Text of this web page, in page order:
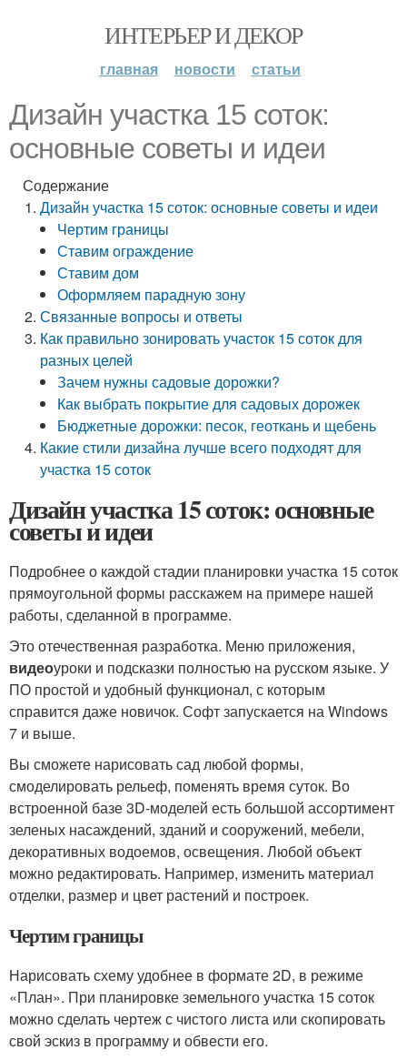
ИНТЕРЬЕР И ДЕКОР
главная новости статьи
Дизайн участка 15 соток:
основные советы и идеи
Содержание
Дизайн участка 15 соток: основные советы и идеи
Чертим границы
Ставим ограждение
Ставим дом
Оформляем парадную зону
Связанные вопросы и ответы
Как правильно зонировать участок 15 соток для
разных целей
Зачем нужны садовые дорожки?
Как выбрать покрытие для садовых дорожек
Бюджетные дорожки: песок, геоткань и щебень
Какие стили дизайна лучше всего подходят для
участка 15 соток
Дизайн участка 15 соток: основные
советы и идеи
Подробнее о каждой стадии планировки участка 15 соток
прямоугольной формы расскажем на примере нашей
работы, сделанной в программе.
Это отечественная разработка. Меню приложения,
видеоуроки и подсказки полностью на русском языке. У
ПО простой и удобный функционал, с которым
справится даже новичок. Софт запускается на Windows
7 и выше.
Вы сможете нарисовать сад любой формы,
смоделировать рельеф, поменять время суток. Во
встроенной базе 3D-моделей есть большой ассортимент
зеленых насаждений, зданий и сооружений, мебели,
декоративных водоемов, освещения. Любой объект
можно редактировать. Например, изменить материал
отделки, размер и цвет растений и построек.
Чертим границы
Нарисовать схему удобнее в формате 2D, в режиме
«План». При планировке земельного участка 15 соток
можно сделать чертеж с чистого листа или скопировать
свой эскиз в программу и обвести его.